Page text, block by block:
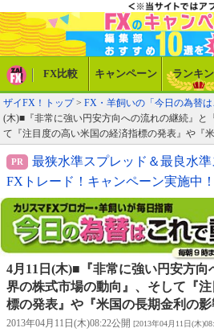
FX比較 キャンペーン ランキ
ザイFX！トップ> FX・羊飼いの「今日の為替は
(木)■『非常に強い円安方向への流れの継続』と
て『注目度の高い米国の経済指標の発表』や『
最狭水準スプレッド＆最良水
FXトレード！キャンペーン実施中！
4月11日(木)■『非常に強い円安方
界の株式市場の動向』、そして『
標の発表』や『米国の長期金利の影
2013年04月11日(木)08:22公開 [2013年04月11日(木